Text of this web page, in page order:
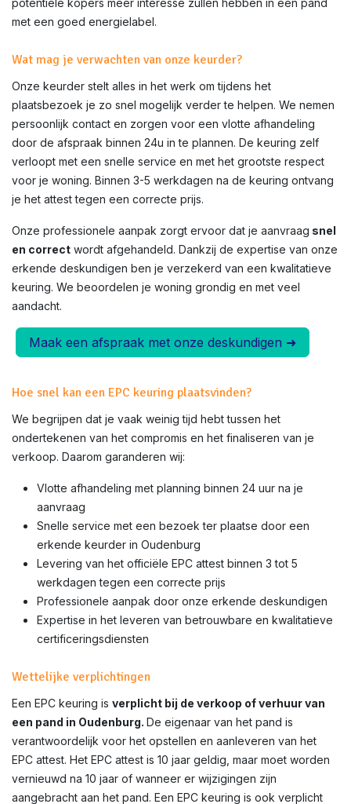
potentiële kopers meer interesse zullen hebben in een pand
met een goed energielabel.
Wat mag je verwachten van onze keurder?
Onze keurder stelt alles in het werk om tijdens het
plaatsbezoek je zo snel mogelijk verder te helpen. We nemen
persoonlijk contact en zorgen voor een vlotte afhandeling
door de afspraak binnen 24u in te plannen. De keuring zelf
verloopt met een snelle service en met het grootste respect
voor je woning. Binnen 3-5 werkdagen na de keuring ontvang
je het attest tegen een correcte prijs.
Onze professionele aanpak zorgt ervoor dat je aanvraag snel
en correct wordt afgehandeld. Dankzij de expertise van onze
erkende deskundigen ben je verzekerd van een kwalitatieve
keuring. We beoordelen je woning grondig en met veel
aandacht.
Maak een afspraak met onze deskundigen ➜
Hoe snel kan een EPC keuring plaatsvinden?
We begrijpen dat je vaak weinig tijd hebt tussen het
ondertekenen van het compromis en het finaliseren van je
verkoop. Daarom garanderen wij:
Vlotte afhandeling met planning binnen 24 uur na je
aanvraag
Snelle service met een bezoek ter plaatse door een
erkende keurder in Oudenburg
Levering van het officiële EPC attest binnen 3 tot 5
werkdagen tegen een correcte prijs
Professionele aanpak door onze erkende deskundigen
Expertise in het leveren van betrouwbare en kwalitatieve
certificeringsdiensten
Wettelijke verplichtingen
Een EPC keuring is verplicht bij de verkoop of verhuur van
een pand in Oudenburg. De eigenaar van het pand is
verantwoordelijk voor het opstellen en aanleveren van het
EPC attest. Het EPC attest is 10 jaar geldig, maar moet worden
vernieuwd na 10 jaar of wanneer er wijzigingen zijn
aangebracht aan het pand. Een EPC keuring is ook verplicht